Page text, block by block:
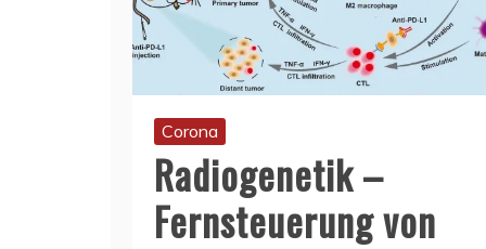
Corona
Radiogenetik –
Fernsteuerung von